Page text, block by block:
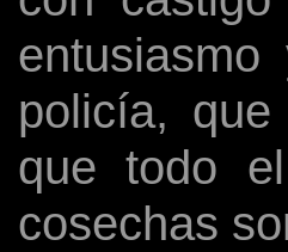
policía,
que todo
cosechas